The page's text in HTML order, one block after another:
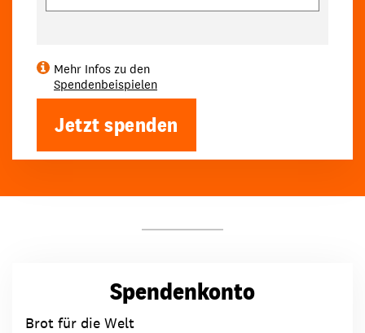
Mehr Infos zu den
Spendenbeispielen
Jetzt spenden
Spendenkonto
Brot für die Welt